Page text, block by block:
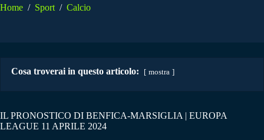
Home / Sport / Calcio
Cosa troverai in questo articolo: mostra
IL PRONOSTICO DI BENFICA-MARSIGLIA | EUROPA
LEAGUE 11 APRILE 2024